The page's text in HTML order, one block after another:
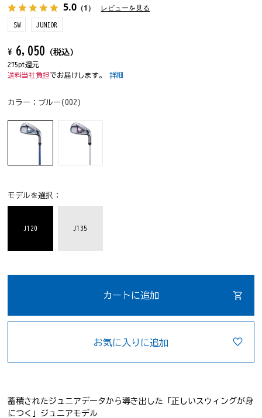
5.0 （1） レビューを見る
SW JUNIOR
¥ 6,050 (税込)
275pt還元
送料当社負担 でお届けします。詳細
カラー： ブルー(002)
モデルを選択：
J120 J135
カートに追加
お気に入りに追加
蓄積されたジュニアデータから導き出した「正しいスウィングが身
につく」ジュニアモデル